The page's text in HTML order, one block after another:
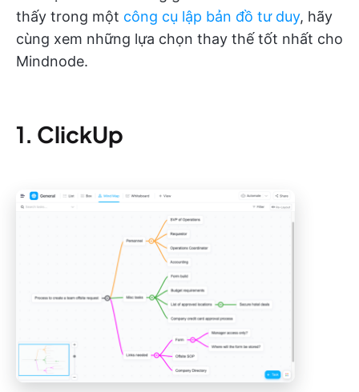
thấy trong một công cụ lập bản đồ tư duy, hãy
cùng xem những lựa chọn thay thế tốt nhất cho
Mindnode.
1. ClickUp